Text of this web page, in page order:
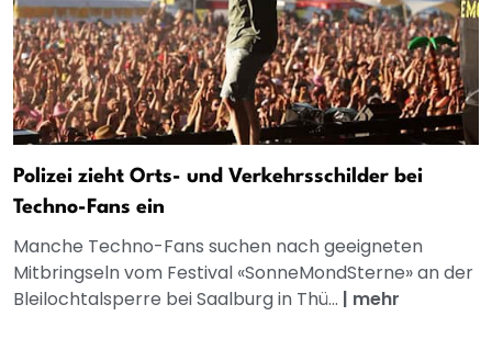
Polizei zieht Orts- und Verkehrsschilder bei
Techno-Fans ein
Manche Techno-Fans suchen nach geeigneten
Mitbringseln vom Festival «SonneMondSterne» an der
Bleilochtalsperre bei Saalburg in Thü... | mehr